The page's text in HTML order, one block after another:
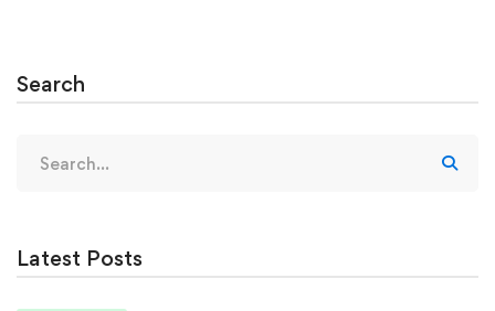
Search
for:
Latest Posts